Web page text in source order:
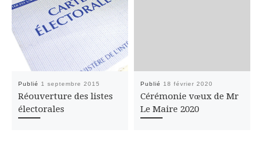
Publié 1 septembre 2015
Réouverture des listes
électorales
Publié 18 février 2020
Cérémonie vœux de Mr
Le Maire 2020